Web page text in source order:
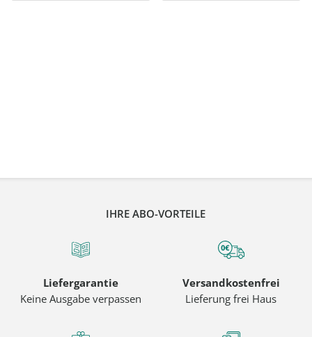
IHRE ABO-VORTEILE
Liefergarantie
Keine Ausgabe verpassen
Versandkostenfrei
Lieferung frei Haus